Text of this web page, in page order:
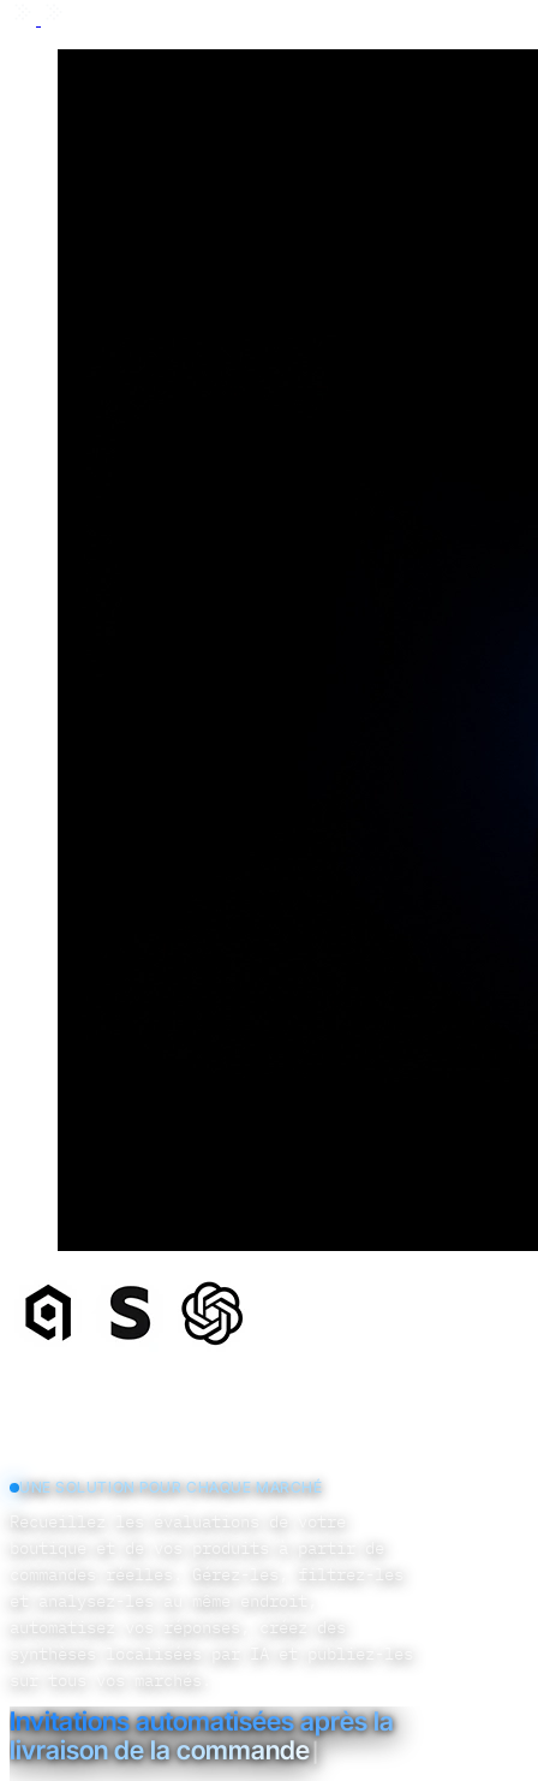
UNE SOLUTION POUR CHAQUE MARCHÉ
Recueillez les évaluations de votre
boutique et de vos produits à partir de
commandes réelles. Gérez-les, filtrez-les
et analysez-les au même endroit,
automatisez vos réponses, créez des
synthèses localisées par IA et publiez-les
sur tous vos marchés.
Invitations automatisées après l|